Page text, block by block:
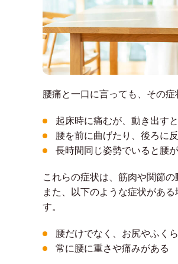
腰痛と一口に言っても、その症
起床時に痛むが、動き出す
腰を前に曲げたり、後ろに
長時間同じ姿勢でいると腰
これらの症状は、筋肉や関節
また、以下のような症状があ
す。
腰だけでなく、お尻やふく
常に腰に重さや痛みがある